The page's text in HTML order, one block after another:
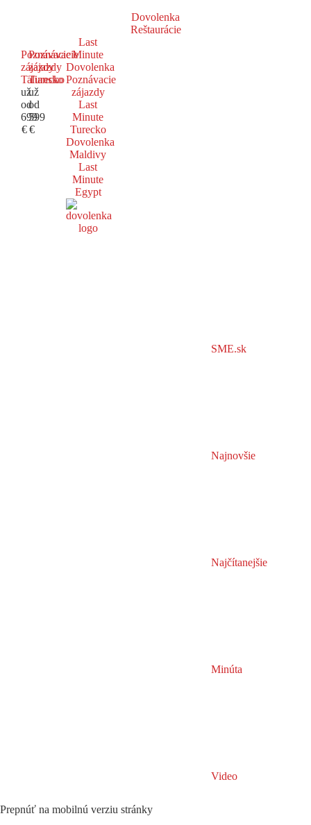
Dovolenka
Reštaurácie
Poznávacie
zájazdy
Taliansko
už
od
699
€
Poznávacie
zájazdy
Turecko
už
od
599
€
Last
Minute
Dovolenka
Poznávacie
zájazdy
Last
Minute
Turecko
Dovolenka
Maldivy
Last
Minute
Egypt
SME.sk
Najnovšie
Najčítanejšie
Minúta
Video
Prepnúť na mobilnú verziu stránky